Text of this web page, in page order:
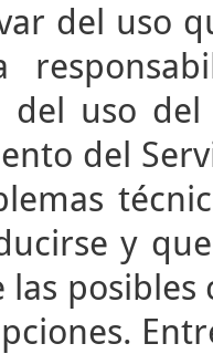
del uso
del uso
del
y
las